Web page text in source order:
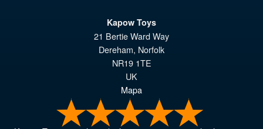
Kapow Toys
21 Bertie Ward Way
Dereham, Norfolk
NR19 1TE
UK
Mapa